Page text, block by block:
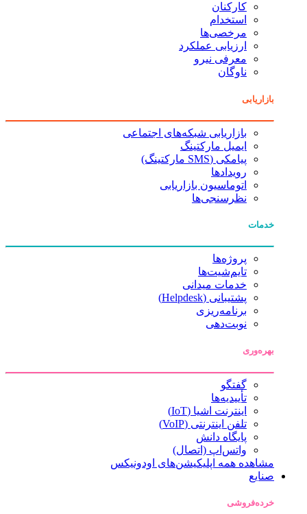
کارکنان
استخدام
مرخصی‌ها
ارزیابی عملکرد
معرفی نیرو
ناوگان
بازاریابی
بازاریابی شبکه‌های اجتماعی
ایمیل مارکتینگ
پیامکی (SMS مارکتینگ)
رویدادها
اتوماسیون بازاریابی
نظرسنجی‌ها
خدمات
پروژه‌ها
تایم‌شیت‌ها
خدمات میدانی
پشتیبانی (Helpdesk)
برنامه‌ریزی
نوبت‌دهی
بهره‌وری
گفتگو
تأییدیه‌ها
اینترنت اشیا (IoT)
تلفن اینترنتی (VoIP)
پایگاه دانش
واتس‌اپ (اتصال)
مشاهده همه اپلیکیشن‌های اودونیکس
صنایع
خرده‌فروشی